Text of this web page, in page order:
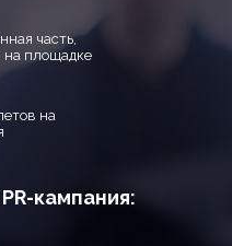
часть,
на площадке
кампания:
на